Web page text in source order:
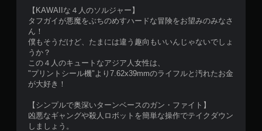
【KAWAIIな４人のソルジャー】
タフガイが悪魔をぶちのめすハードな冒険をお望みのみなさ
ん！
僕もそうだけど、たまには違う趣向もいいんじゃないでしょ
うか？
この４人のキュートなアジア人女性は、
"プリントシール機"より7.62x39mmのライフルと汚れたお金
が大好き！
【シンプルで奥深いターンベースのガン・ファイト】
凶悪なギャングや殺人ロボットを簡単な操作でテイクダウン
しましょう。